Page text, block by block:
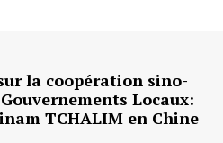
la coopération sino-
Locaux:
TCHALIM en Chine